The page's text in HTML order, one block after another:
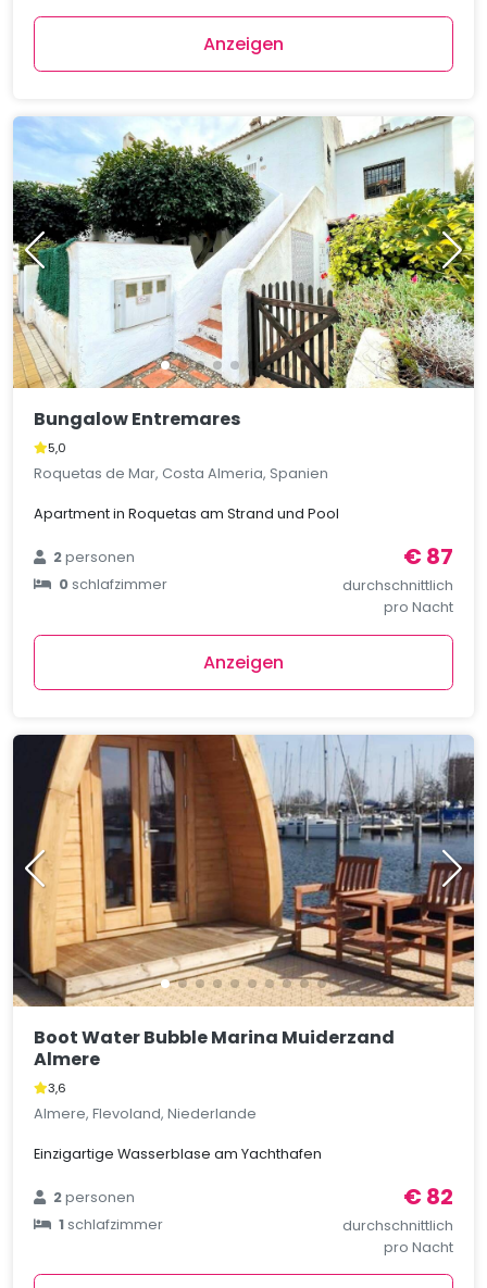
Anzeigen
Bungalow Entremares
5,0
Roquetas de Mar, Costa Almeria, Spanien
Apartment in Roquetas am Strand und Pool
2personen
0schlafzimmer
€ 87
durchschnittlich
pro Nacht
Anzeigen
Boot Water Bubble Marina Muiderzand
Almere
3,6
Almere, Flevoland, Niederlande
Einzigartige Wasserblase am Yachthafen
2personen
1schlafzimmer
€ 82
durchschnittlich
pro Nacht